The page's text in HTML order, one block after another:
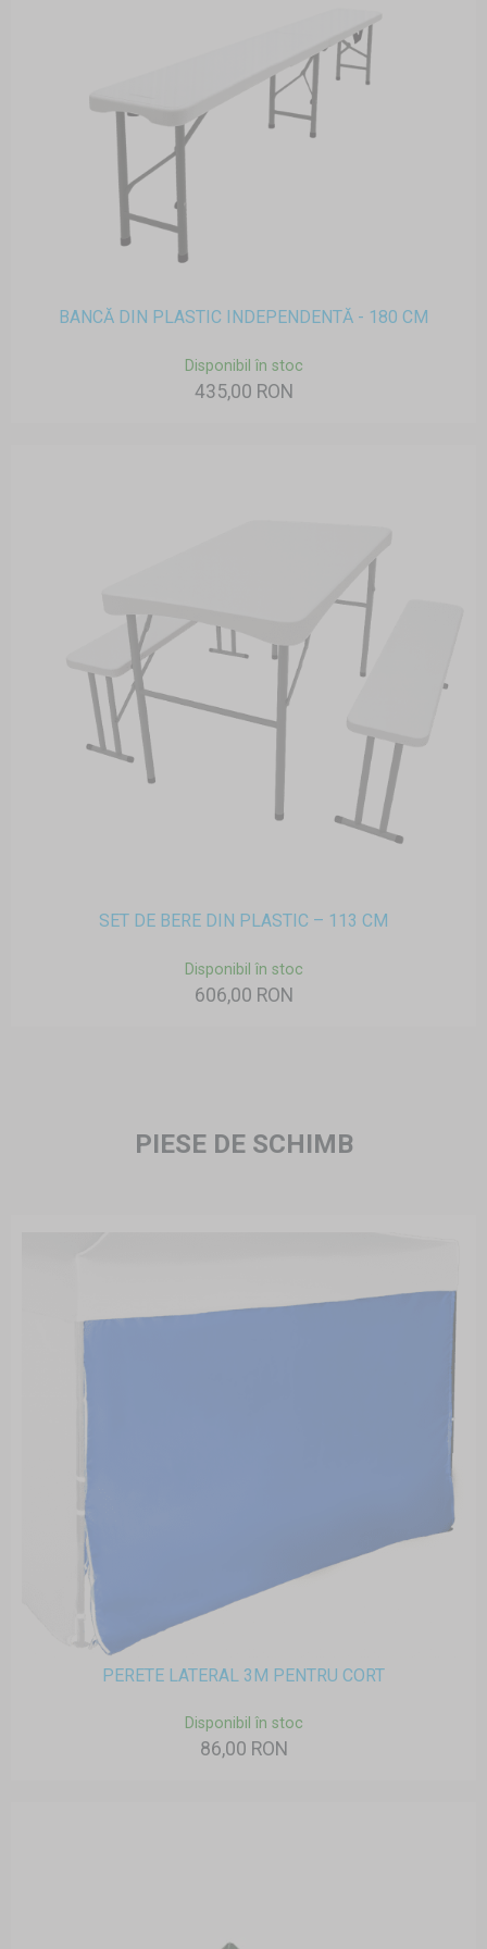
BANCĂ DIN PLASTIC INDEPENDENTĂ - 180 CM
Disponibil în stoc
435,00 RON
SET DE BERE DIN PLASTIC – 113 CM
Disponibil în stoc
606,00 RON
PIESE DE SCHIMB
PERETE LATERAL 3M PENTRU CORT
Disponibil în stoc
86,00 RON